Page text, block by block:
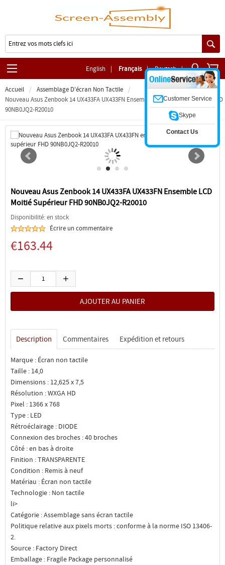
English | Français | Deutsch |
Accueil
Assemblage D'écran Non Tactile
Nouveau Asus Zenbook 14 UX433FA UX433FN Ensemble LCD Moitié Supérieur FHD
90NB0JQ2-R20010
Nouveau Asus Zenbook 14 UX433FA UX433FN Ensemble LCD
Moitié Supérieur FHD 90NB0JQ2-R20010
Disponibilité: en stock
Écrire un commentaire
€163.44
Description Commentaires Expédition et retours
Marque : Écran non tactile
Taille : 14,0
Dimensions : 12,625 x 7,5
Résolution : WXGA HD
Pixel : 1366 x 768
Type : LED
Rétroéclairage : DIODE
Connexion des broches : 40 broches
Côté : en bas à droite
Finition : TRANSPARENTE
Condition : Remis à neuf
Matériau : Écran non tactile
Technologie : Non tactile
li>
Catégorie : Assemblage sans écran tactile
Politique relative aux pixels morts : conforme à la norme ISO 13406-
2.
Source : Factory Direct
Emballage : Fragile Package personnalisé
Customer Service
Skype
Contact Us